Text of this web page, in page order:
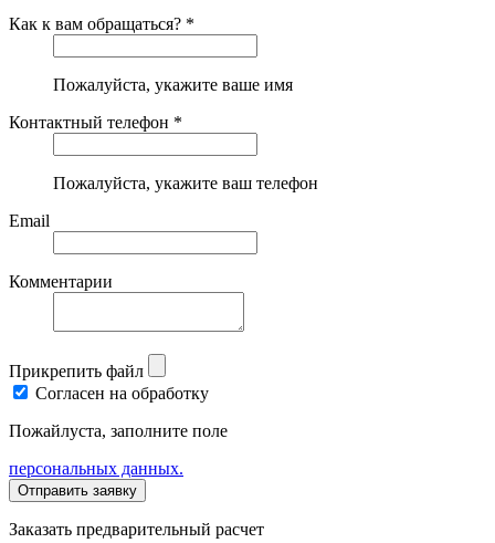
Как к вам обращаться? *
Пожалуйста, укажите ваше имя
Контактный телефон *
Пожалуйста, укажите ваш телефон
Email
Комментарии
Прикрепить файл
Согласен на обработку
Пожайлуста, заполните поле
персональных данных.
Заказать предварительный расчет